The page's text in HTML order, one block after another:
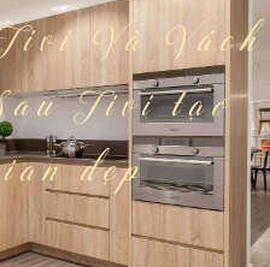
PHẨM
ACRYLIC
INOX
Và Vách
Tivi tạo
đẹp